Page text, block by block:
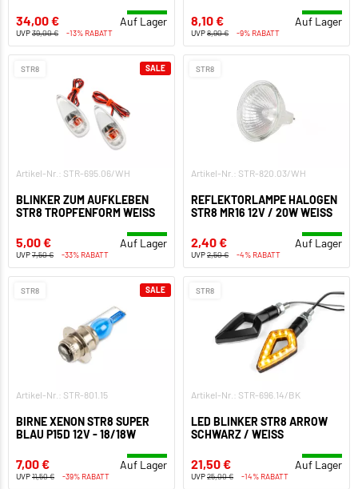
34,00 € Auf Lager
UVP39,00 € -13% RABATT
8,10 € Auf Lager
UVP8,90 € -9% RABATT
STR8
Artikel-Nr.: STR-695.06/WH
BLINKER ZUM AUFKLEBEN
STR8 TROPFENFORM WEISS
5,00 € Auf Lager
UVP7,50 € -33% RABATT
SALE STR8
Artikel-Nr.: STR-820.03/WH
REFLEKTORLAMPE HALOGEN
STR8 MR16 12V / 20W WEISS
2,40 € Auf Lager
UVP2,50 € -4% RABATT
STR8
Artikel-Nr.: STR-801.15
BIRNE XENON STR8 SUPER
BLAU P15D 12V - 18/18W
7,00 € Auf Lager
UVP11,50 € -39% RABATT
SALE STR8
Artikel-Nr.: STR-696.14/BK
LED BLINKER STR8 ARROW
SCHWARZ / WEISS
21,50 € Auf Lager
UVP25,00 € -14% RABATT